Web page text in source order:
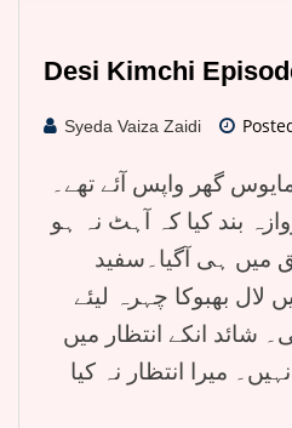
Desi Kimchi
Syeda Vaiza Zaidi
مایوس گھر واپس آئے تھے۔
بند کیا کہ آہٹ نہ ہو
میں ہی آگیا۔سفید
بھبوکا چہرہ لیئے
شائد انکے انتظار میں
میرا انتظار نہ کیا